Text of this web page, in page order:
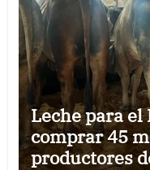
Leche para
comprar 45
productores